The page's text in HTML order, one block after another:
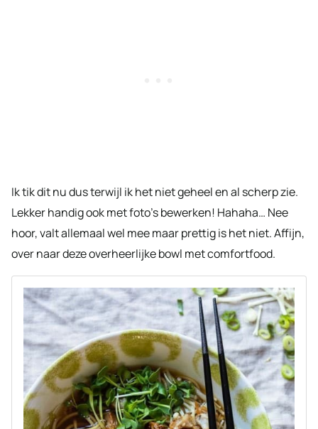
Ik tik dit nu dus terwijl ik het niet geheel en al scherp zie.
Lekker handig ook met foto’s bewerken! Hahaha… Nee
hoor, valt allemaal wel mee maar prettig is het niet. Affijn,
over naar deze overheerlijke bowl met comfortfood.